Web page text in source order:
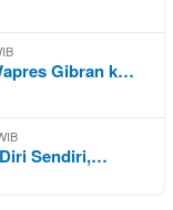
Gibran k…
Sendiri,…